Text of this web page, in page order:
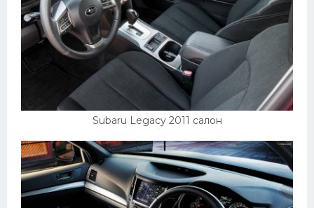
Subaru Legacy 2011 салон